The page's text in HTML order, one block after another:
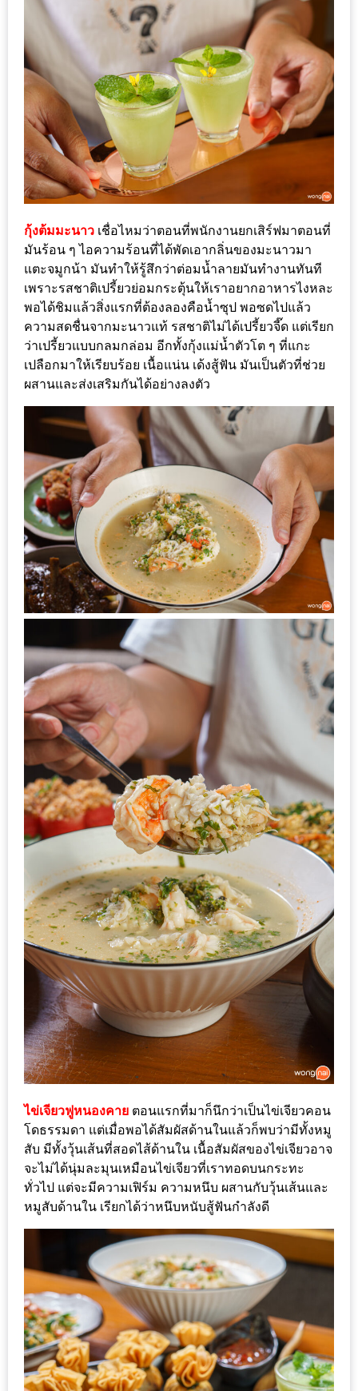
ปี
2557
กิจกรรม
ชิง
รางวัล
กับ
ENEWS
น้า
อ้วน
ชวน
หิว
ข้าว
อะไร
เอ่ย
อร่อย
ที่สุด?
งาน
แฟร์
เรื่อง
บ้าน
ที่
ทุก
ต้อง
มา
พบ
สินค้า
เรื่อง
บ้าน
คุ้ม
ครบ
จบ
เดียว
HOMEPRO
FAIR
2017
เชียงใหม่
จัด
เต็ม
กับ
แผนที่
หมู
กระทะ
ทั่ว
เชียงใหม่
งบ
ไม่
บาน
ปลาย
อิ่ม
ชิ
ลล์
ไม่
เกิน
กุ้งต้มมะนาว เชื่อไหมว่าตอนที่พนักงานยกเสิร์ฟมาตอนที่
มันร้อน ๆ ไอความร้อนที่ได้พัดเอากลิ่นของมะนาวมา
แตะจมูกน้า มันทำให้รู้สึกว่าต่อมน้ำลายมันทำงานทันที
เพราะรสชาติเปรี้ยวย่อมกระตุ้นให้เราอยากอาหารไงหละ
พอได้ชิมแล้วสิ่งแรกที่ต้องลองคือน้ำซุป พอซดไปแล้ว
ความสดชื่นจากมะนาวแท้ รสชาติไม่ได้เปรี้ยวจี๊ด แต่เรียก
ว่าเปรี้ยวแบบกลมกล่อม อีกทั้งกุ้งแม่น้ำตัวโต ๆ ที่แกะ
เปลือกมาให้เรียบร้อย เนื้อแน่น เด้งสู้ฟัน มันเป็นตัวที่ช่วย
ผสานและส่งเสริมกันได้อย่างลงตัว
ไข่เจียวฟูหนองคาย ตอนแรกที่มาก็นึกว่าเป็นไข่เจียวคอน
โดธรรมดา แต่เมื่อพอได้สัมผัสด้านในแล้วก็พบว่ามีทั้งหมู
สับ มีทั้งวุ้นเส้นที่สอดไส้ด้านใน เนื้อสัมผัสของไข่เจียวอาจ
จะไม่ได้นุ่มละมุนเหมือนไข่เจียวที่เราทอดบนกระทะ
ทั่วไป แต่จะมีความเฟิร์ม ความหนึบ ผสานกับวุ้นเส้นและ
หมูสับด้านใน เรียกได้ว่าหนึบหนับสู้ฟันกำลังดี